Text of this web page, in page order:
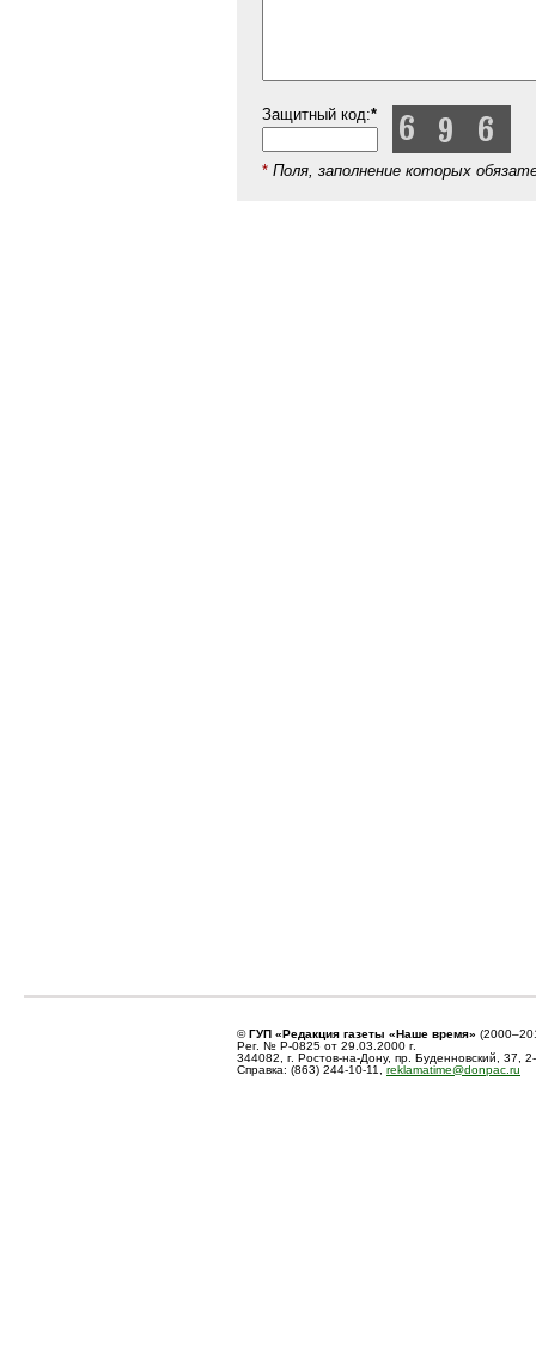
Защитный код:*
* Поля, заполнение которых
©ГУП «Редакция газеты «Наше время»
Рег. № Р-0825 от 29.03.2000 г.
344082, г. Ростов-на-Дону, пр. Буденновский, 37,
Справка: (863) 244-10-11, reklamatime@donpac.ru